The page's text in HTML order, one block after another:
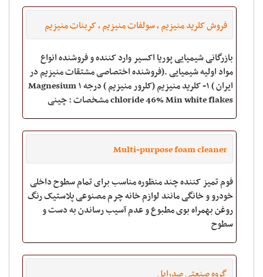
فروش کلرید منیزیم ، سولفات منیزیم ، کربنات منیزیم
بازرگانی شیمیایی پوریا اکسیر وارد کننده و فروشنده انواع
مواد اولیه شیمیایی .(فروشنده اختصاصی مشتقات منیزیم در
ایران ) ۱- کلرید منیزیم (کلرور منیزیم ) درجه ۱ Magnesium
chloride 46% Min white flakes مشخصات : چینی
Multi-purpose foam cleaner
فوم تمیز کننده چند منظوره مناسب برای تمام سطوح داخلی
خودرو و خانگی مانند لوازم خانه چرم مصنوعی پلاستیک رنگ
روغن بهمراه بوی مطبوع و عدم آسیب رساندن به دست و
سطوح